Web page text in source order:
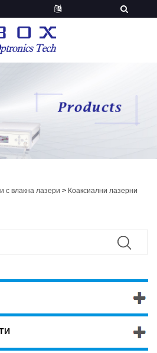
с влакна лазери > Коаксиални лазерни